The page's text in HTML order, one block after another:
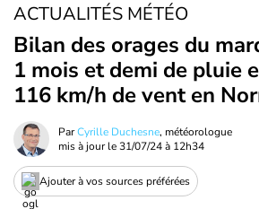
ACTUALITÉS MÉTÉO
Bilan des orages du
1 mois et demi de pluie
116 km/h de vent en
ParCyrille Duchesne, météorologue
mis à jour le31/07/24 à 12h34
Ajouter à vos sources préférées